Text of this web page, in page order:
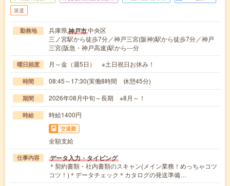
派遣
勤務地 兵庫県神戸市中央区
三ノ宮駅から徒歩7分／神戸三宮(阪神)駅から徒歩7分／神戸
三宮(阪急・神戸高速)駅から---分
曜日頻度 月～金（週5日） ※土日祝日お休み！
時間 08:45～17:30(実働8時間 休憩45分)
期間 2026年08月中旬～長期 ※8月～！
時給 時給1400円
交通費
全額支給
仕事内容 データ入力・タイピング
＊契約書類・社内書類のスキャン(メイン業務！めっちゃコツ
コツ！)＊データチェック＊カタログの発送準備…